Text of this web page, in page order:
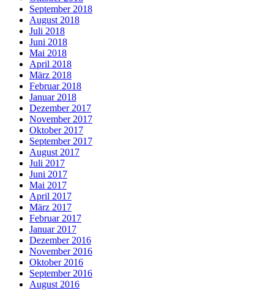
September 2018
August 2018
Juli 2018
Juni 2018
Mai 2018
April 2018
März 2018
Februar 2018
Januar 2018
Dezember 2017
November 2017
Oktober 2017
September 2017
August 2017
Juli 2017
Juni 2017
Mai 2017
April 2017
März 2017
Februar 2017
Januar 2017
Dezember 2016
November 2016
Oktober 2016
September 2016
August 2016